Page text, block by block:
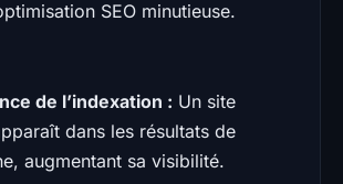
SEO minutieuse.
de l’indexation : Un site
dans les résultats de
augmentant sa visibilité.